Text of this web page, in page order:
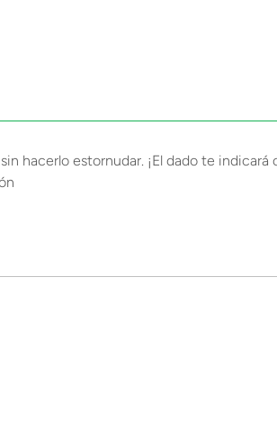
hacerlo estornudar. ¡El dado te